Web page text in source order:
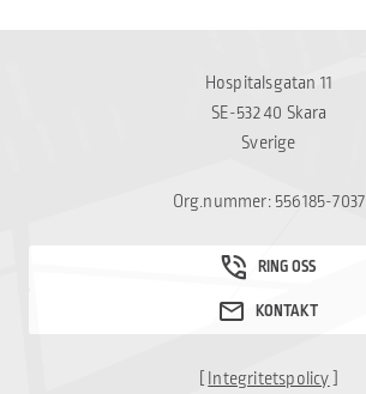
Hospitalsgatan 11
SE-532 40 Skara
Sverige
Org.nummer: 556185-7037
[Integritetspolicy]